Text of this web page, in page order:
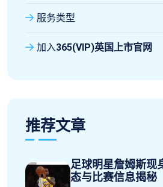
服务类型
加入365(VIP)英国上市官网
推荐文章
足球明星詹姆斯现
态与比赛信息揭秘